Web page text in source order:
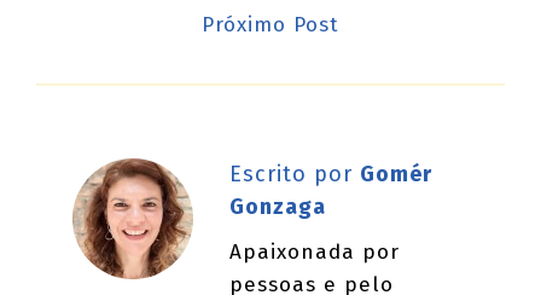
Próximo Post
Escrito por Gomér
Gonzaga
Apaixonada por
pessoas e pelo